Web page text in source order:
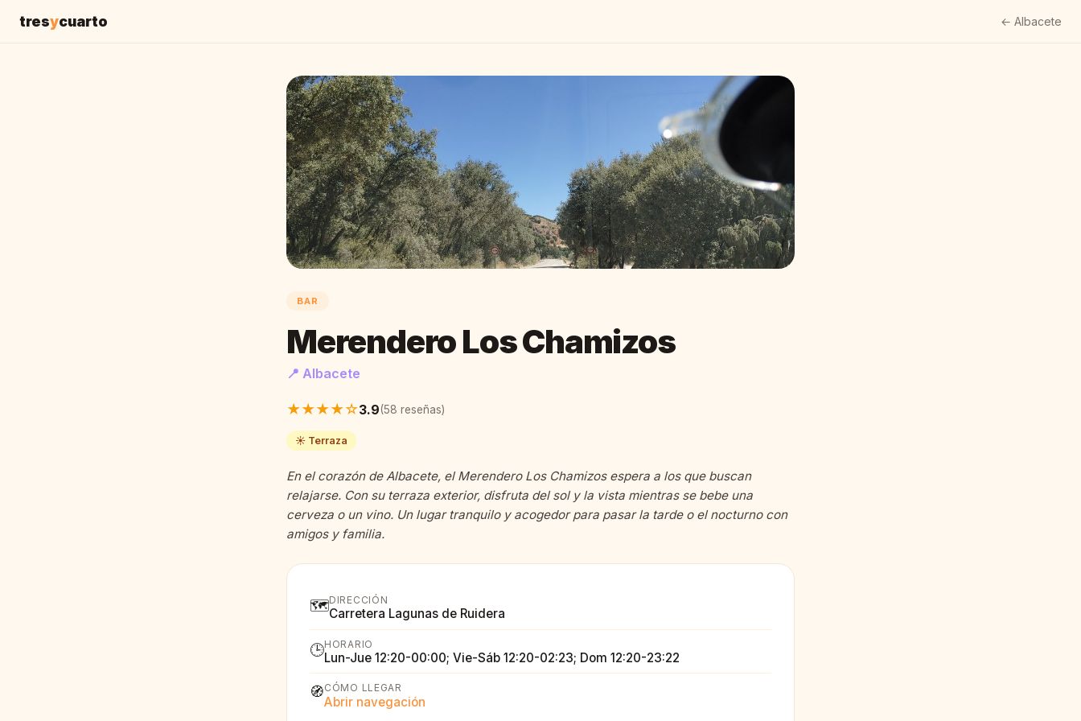
tresycuarto ← Albacete
BAR
Merendero Los Chamizos
📍 Albacete
★★★★☆3.9(58 reseñas)
☀️ Terraza
En el corazón de Albacete, el Merendero Los Chamizos espera a los que buscan
relajarse. Con su terraza exterior, disfruta del sol y la vista mientras se bebe una
cerveza o un vino. Un lugar tranquilo y acogedor para pasar la tarde o el nocturno con
amigos y familia.
🗺️DIRECCIÓN
Carretera Lagunas de Ruidera
🕒HORARIO
Lun-Jue 12:20-00:00; Vie-Sáb 12:20-02:23; Dom 12:20-23:22
🧭CÓMO LLEGAR
Abrir navegación